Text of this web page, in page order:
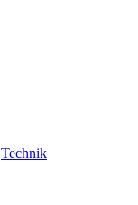
Technik